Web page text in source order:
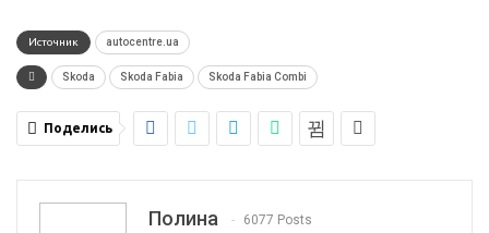
Источник autocentre.ua
Skoda Skoda Fabia Skoda Fabia Combi
Поделись
Полина 6077 Posts